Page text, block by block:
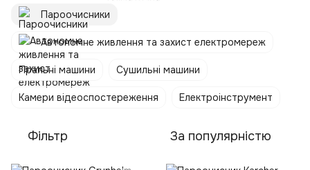
Пароочисники
Автономне живлення та захист електромереж
Пральні машини Сушильні машини
Камери відеоспостереження Електроінструмент
Фільтр За популярністю